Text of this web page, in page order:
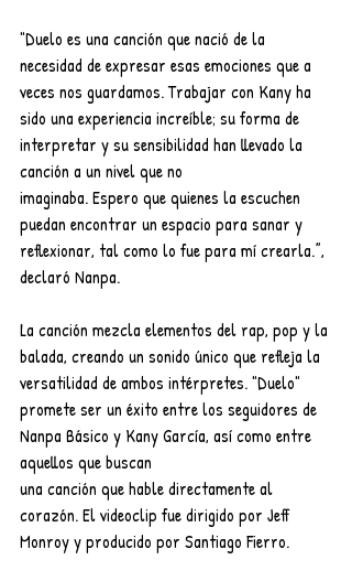
"Duelo es una canción que nació de la
necesidad de expresar esas emociones que a
veces nos guardamos. Trabajar con Kany ha
sido una experiencia increíble; su forma de
interpretar y su sensibilidad han llevado la
canción a un nivel que no
imaginaba. Espero que quienes la escuchen
puedan encontrar un espacio para sanar y
reflexionar, tal como lo fue para mí crearla.”,
declaró Nanpa.
La canción mezcla elementos del rap, pop y la
balada, creando un sonido único que refleja la
versatilidad de ambos intérpretes. "Duelo"
promete ser un éxito entre los seguidores de
Nanpa Básico y Kany García, así como entre
aquellos que buscan
una canción que hable directamente al
corazón. El videoclip fue dirigido por Jeff
Monroy y producido por Santiago Fierro.